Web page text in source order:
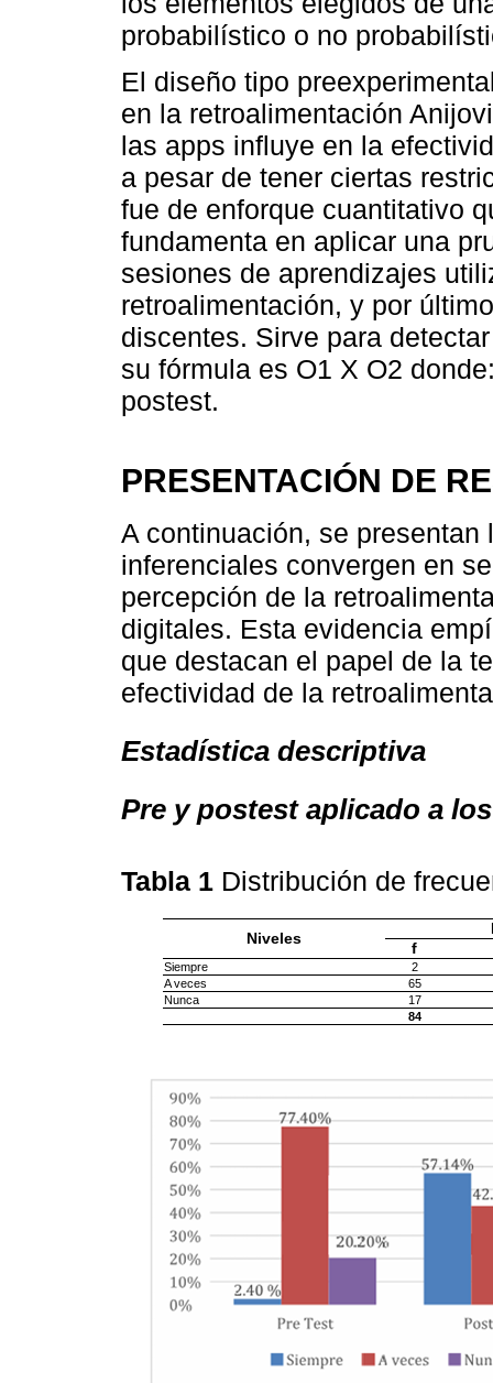
probabilístico o no
El diseño tipo
en la retroalimentación
las apps influye en la
a pesar de tener ciertas
fue de enforque cuantitativo
fundamenta en aplicar una
sesiones de aprendizajes
retroalimentación, y por
discentes. Sirve para
su fórmula es O1 X O2
postest.
PRESENTACIÓN DE
A continuación, se
inferenciales convergen en
percepción de la
digitales. Esta evidencia
que destacan el papel de la
efectividad de la
Estadística descriptiva
Pre y postest aplicado a
Tabla 1 Distribución de
Niveles
f
Siempre
2
A veces
65
Nunca
17
84